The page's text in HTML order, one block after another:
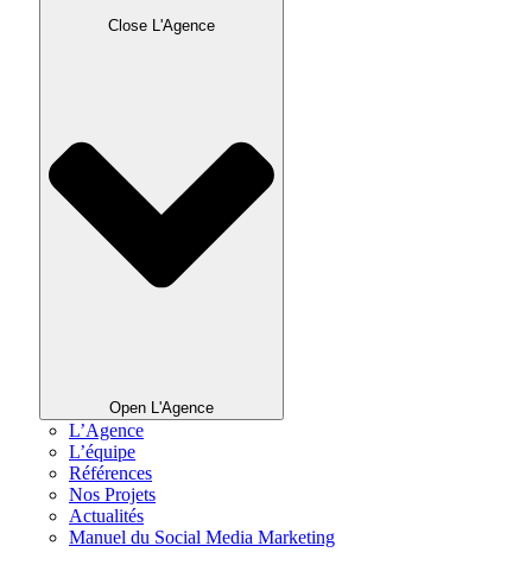
Close L'Agence
Open L'Agence
L’Agence
L’équipe
Références
Nos Projets
Actualités
Manuel du Social Media Marketing